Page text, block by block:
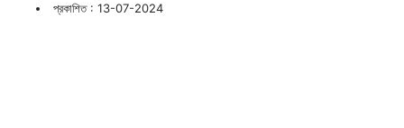
প্রকাশিত : 13-07-2024